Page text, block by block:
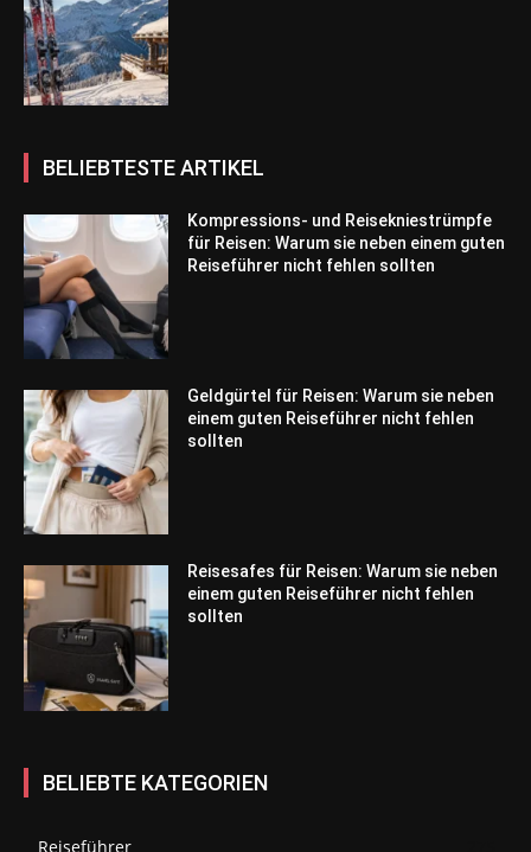
BELIEBTESTE ARTIKEL
Kompressions- und Reisekniestrümpfe
für Reisen: Warum sie neben einem guten
Reiseführer nicht fehlen sollten
Geldgürtel für Reisen: Warum sie neben
einem guten Reiseführer nicht fehlen
sollten
Reisesafes für Reisen: Warum sie neben
einem guten Reiseführer nicht fehlen
sollten
BELIEBTE KATEGORIEN
Reiseführer